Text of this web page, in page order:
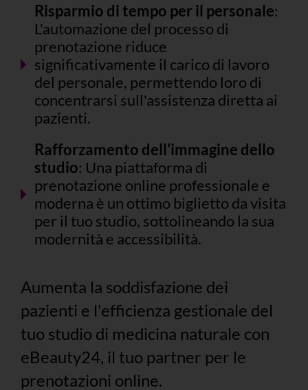
Risparmio di tempo per il personale:
L'automazione del processo di
prenotazione riduce
significativamente il carico di lavoro
del personale, permettendo loro di
concentrarsi sull'assistenza diretta ai
pazienti.
Rafforzamento dell'immagine dello
studio: Una piattaforma di
prenotazione online professionale e
moderna è un ottimo biglietto da visita
per il tuo studio, sottolineando la sua
modernità e accessibilità.
Aumenta la soddisfazione dei
pazienti e l'efficienza gestionale del
tuo studio di medicina naturale con
eBeauty24, il tuo partner per le
prenotazioni online.